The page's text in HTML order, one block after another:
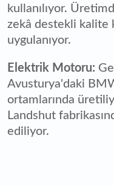
kullanılıyor.
zekâ destekli kalite
uygulanıyor.
Elektrik Motoru:
Avusturya'daki
ortamlarında
Landshut
ediliyor.